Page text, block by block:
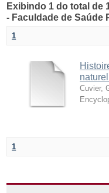
Exibindo 1 do total de
- Faculdade de Saúde
1
Cuvier,
1